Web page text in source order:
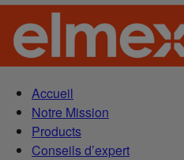
Accueil
Notre Mission
Products
Conseils d’expert